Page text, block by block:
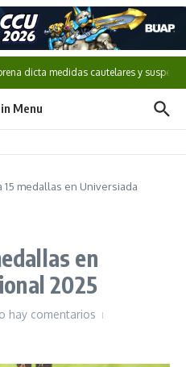
dicta medidas cautelares y
Menu
15 medallas en Universiada
en
2025
hay comentarios